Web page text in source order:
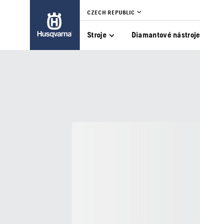
CZECH REPUBLIC
Stroje Diamantové nástroje